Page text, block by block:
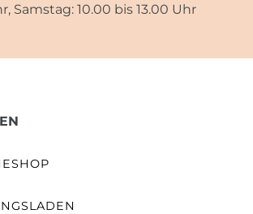
Samstag: 10.00 bis 13.00 Uhr